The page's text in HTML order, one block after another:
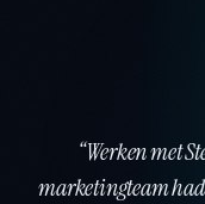
“Werken met
marketingteam